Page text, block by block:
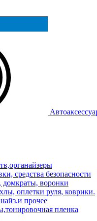
средства безопасности
домкраты, воронки
оплетки руля, коврики.
прочее
пленка